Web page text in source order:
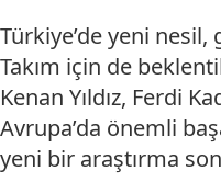
Türkiye’de yeni
Takım için de
Kenan Yıldız, Ferdi
Avrupa’da önemli
yeni bir araştırma